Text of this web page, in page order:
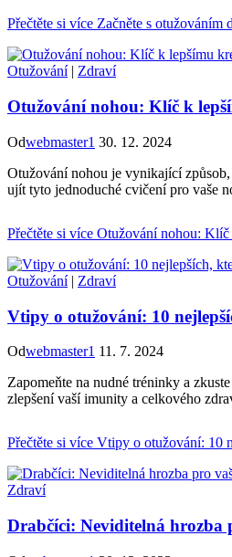
Přečtěte si více Začněte s otužováním
Otužování| Zdraví
Otužování nohou: Klíč k
Odwebmaster1 30. 12. 2024
Otužování nohou je vynikající
ujít tyto jednoduché cvičení pro vaše
Přečtěte si více Otužování nohou:
Otužování| Zdraví
Vtipy o otužování: 10
Odwebmaster1 11. 7. 2024
Zapomeňte na nudné tréninky a
zlepšení vaší imunity a celkového
Přečtěte si více Vtipy o otužování: 10
Zdraví
Drabčíci: Neviditelná hrozba